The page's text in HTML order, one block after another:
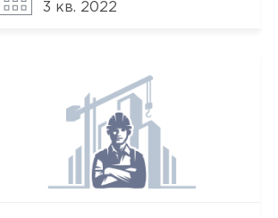
3 кв. 2022